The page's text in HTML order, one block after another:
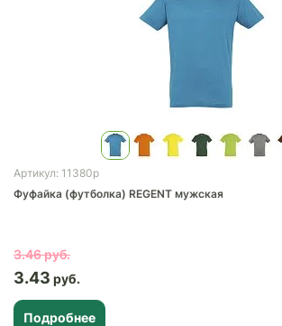
Артикул: 11380p
Фуфайка (футболка) REGENT мужская
3.46
3.43
Подробнее